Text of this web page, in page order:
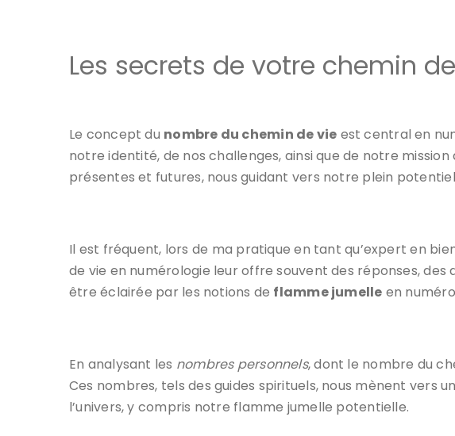
Les secrets de votre chemin
Le concept du nombre du chemin de vie est central en
notre identité, de nos challenges, ainsi que de notre
présentes et futures, nous guidant vers notre plein
Il est fréquent, lors de ma pratique en tant qu’expert en
de vie en numérologie leur offre souvent des réponses, des
être éclairée par les notions de flamme jumelle en
En analysant les nombres personnels, dont le nombre du
Ces nombres, tels des guides spirituels, nous mènent vers
l’univers, y compris notre flamme jumelle potentielle.